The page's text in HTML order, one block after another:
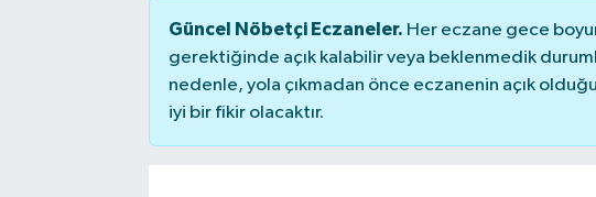
Güncel Nöbetçi Eczaneler. Her eczane gece
gerektiğinde açık kalabilir veya beklenmedik
nedenle, yola çıkmadan önce eczanenin açık
iyi bir fikir olacaktır.